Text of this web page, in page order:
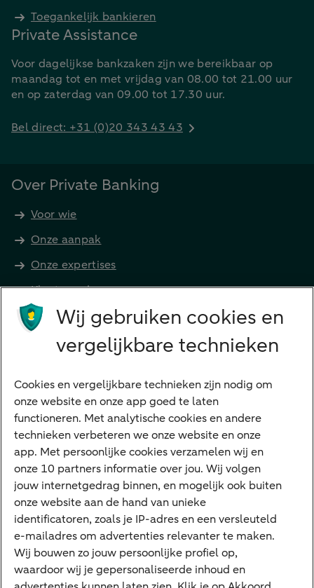
Toegankelijk bankieren
Private Assistance
Voor dagelijkse bankzaken zijn we bereikbaar op
maandag tot en met vrijdag van 08.00 tot 21.00 uur
en op zaterdag van 09.00 tot 17.30 uur.
Bel direct: +31 (0)20 343 43 43
Over Private Banking
Voor wie
Onze aanpak
Onze expertises
Klant worden
Producten
Betalen
Sparen
Meest gezocht
Jaaroverzicht
Machtiging
E.dentifier
Deposito
Uw situatie
Maatwerk in beleggen
Wij gebruiken cookies en
vergelijkbare technieken
Cookies en vergelijkbare technieken zijn nodig om
onze website en onze app goed te laten
functioneren. Met analytische cookies en andere
technieken verbeteren we onze website en onze
app. Met persoonlijke cookies verzamelen wij en
onze 10 partners informatie over jou. Wij volgen
jouw internetgedrag binnen, en mogelijk ook buiten
onze website aan de hand van unieke
identificatoren, zoals je IP-adres en een versleuteld
e-mailadres om advertenties relevanter te maken.
Wij bouwen zo jouw persoonlijke profiel op,
waardoor wij je gepersonaliseerde inhoud en